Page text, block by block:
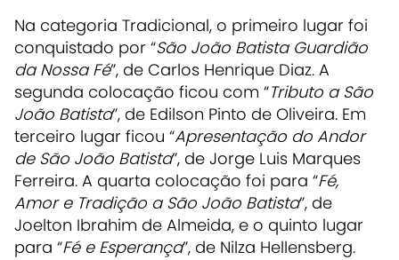
Na categoria Tradicional, o primeiro lugar foi
conquistado por “São João Batista Guardião
da Nossa Fé”, de Carlos Henrique Diaz. A
segunda colocação ficou com “Tributo a São
João Batista”, de Edilson Pinto de Oliveira. Em
terceiro lugar ficou “Apresentação do Andor
de São João Batista”, de Jorge Luis Marques
Ferreira. A quarta colocação foi para “Fé,
Amor e Tradição a São João Batista”, de
Joelton Ibrahim de Almeida, e o quinto lugar
para “Fé e Esperança”, de Nilza Hellensberg.